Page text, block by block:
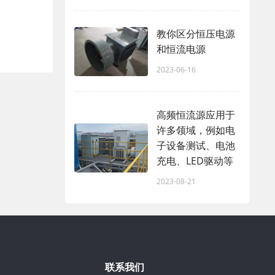
教你区分恒压电源
和恒流电源
2023-06-16
高频恒流源应用于
许多领域，例如电
子设备测试、电池
充电、LED驱动等
2023-08-21
联系我们